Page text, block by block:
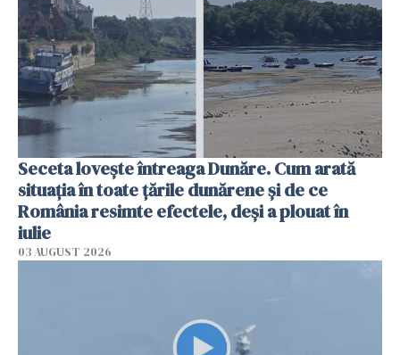
Seceta lovește întreaga Dunăre. Cum arată
situația în toate țările dunărene și de ce
România resimte efectele, deși a plouat în
iulie
03 AUGUST 2026